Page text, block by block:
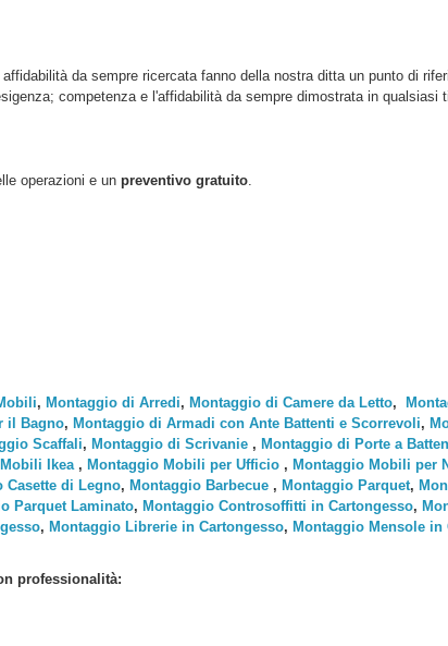
da sempre ricercata fanno della nostra ditta un punto di
competenza e l'affidabilità da sempre dimostrata in qualsiasi
operazioni e un preventivo gratuito.
, Montaggio di Arredi, Montaggio di Camere da Letto,
il Bagno, Montaggio di Armadi con Ante Battenti e Scorrevoli,
Scaffali, Montaggio di Scrivanie , Montaggio di Porte a
Ikea, Montaggio Mobili per Ufficio , Montaggio Mobili per
Casette di Legno, Montaggio Barbecue , Montaggio Parquet,
Parquet Laminato, Montaggio Controsoffitti in Cartongesso,
, Montaggio Librerie in Cartongesso, Montaggio Mensole in
professionalità: